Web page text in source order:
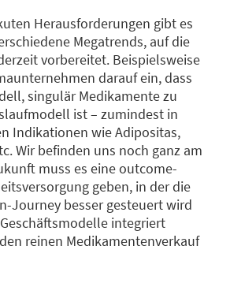
Herausforderungen gibt es
Megatrends, auf die
vorbereitet. Beispielsweise
darauf ein, dass
singulär Medikamente zu
ist – zumindest in
Indikationen wie Adipositas,
Wir befinden uns noch ganz am
muss es eine outcome-
geben, in der die
Journey besser gesteuert wird
integriert
reinen Medikamentenverkauf